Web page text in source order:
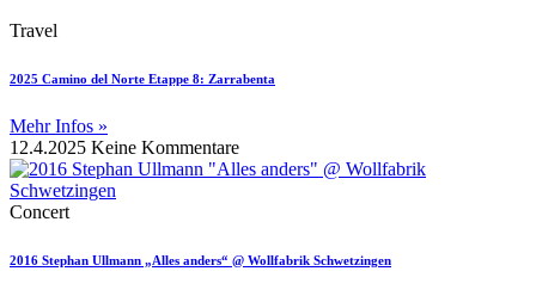
Travel
2025 Camino del Norte Etappe 8: Zarrabenta
Mehr Infos »
12.4.2025 Keine Kommentare
Concert
2016 Stephan Ullmann „Alles anders“ @ Wollfabrik Schwetzingen